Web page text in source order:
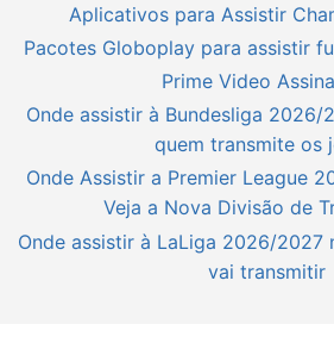
Aplicativos para Assistir
Pacotes Globoplay para assistir
Prime Video
Onde assistir à Bundesliga 2026/
quem transmite os
Onde Assistir a Premier League
Veja a Nova Divisão de
Onde assistir à LaLiga 2026/2027
vai transmitir